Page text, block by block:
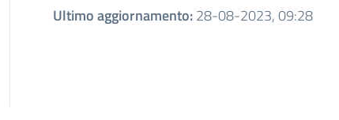
Ultimo aggiornamento:28-08-2023, 09:28